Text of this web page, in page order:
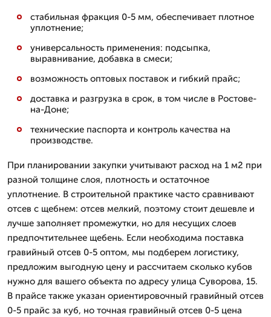
стабильная фракция 0-5 мм, обеспечивает плотное
уплотнение;
универсальность применения: подсыпка,
выравнивание, добавка в смеси;
возможность оптовых поставок и гибкий прайс;
доставка и разгрузка в срок, в том числе в Ростове-
на-Доне;
технические паспорта и контроль качества на
производстве.
При планировании закупки учитывают расход на 1 м2 при
разной толщине слоя, плотность и остаточное
уплотнение. В строительной практике часто сравнивают
отсев с щебнем: отсев мелкий, поэтому стоит дешевле и
лучше заполняет промежутки, но для несущих слоев
предпочтительнее щебень. Если необходима поставка
гравийный отсев 0-5 оптом, мы подберем логистику,
предложим выгодную цену и рассчитаем сколько кубов
нужно для вашего объекта по адресу улица Суворова, 15.
В прайсе также указан ориентировочный гравийный отсев
0-5 прайс за куб, но точная гравийный отсев 0-5 цена